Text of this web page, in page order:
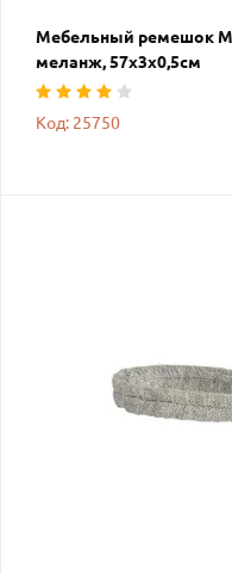
Мебельный ремешок
меланж, 57х3х0,5см
Код: 25750